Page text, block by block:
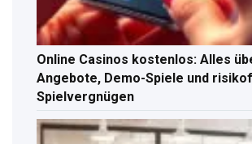
Online Casinos kostenlos: Alles
Angebote, Demo-Spiele und
Spielvergnügen